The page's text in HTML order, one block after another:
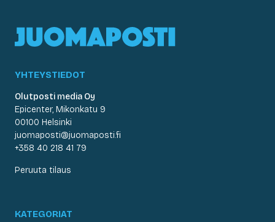
YHTEYSTIEDOT
Olutposti media Oy
Epicenter, Mikonkatu 9
00100 Helsinki
juomaposti@juomaposti.fi
+358 40 218 41 79
Peruuta tilaus
KATEGORIAT